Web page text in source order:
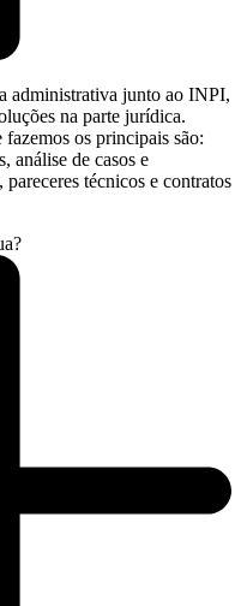
administrativa junto ao INPI,
na parte jurídica.
os principais são:
análise de casos e
técnicos e contratos